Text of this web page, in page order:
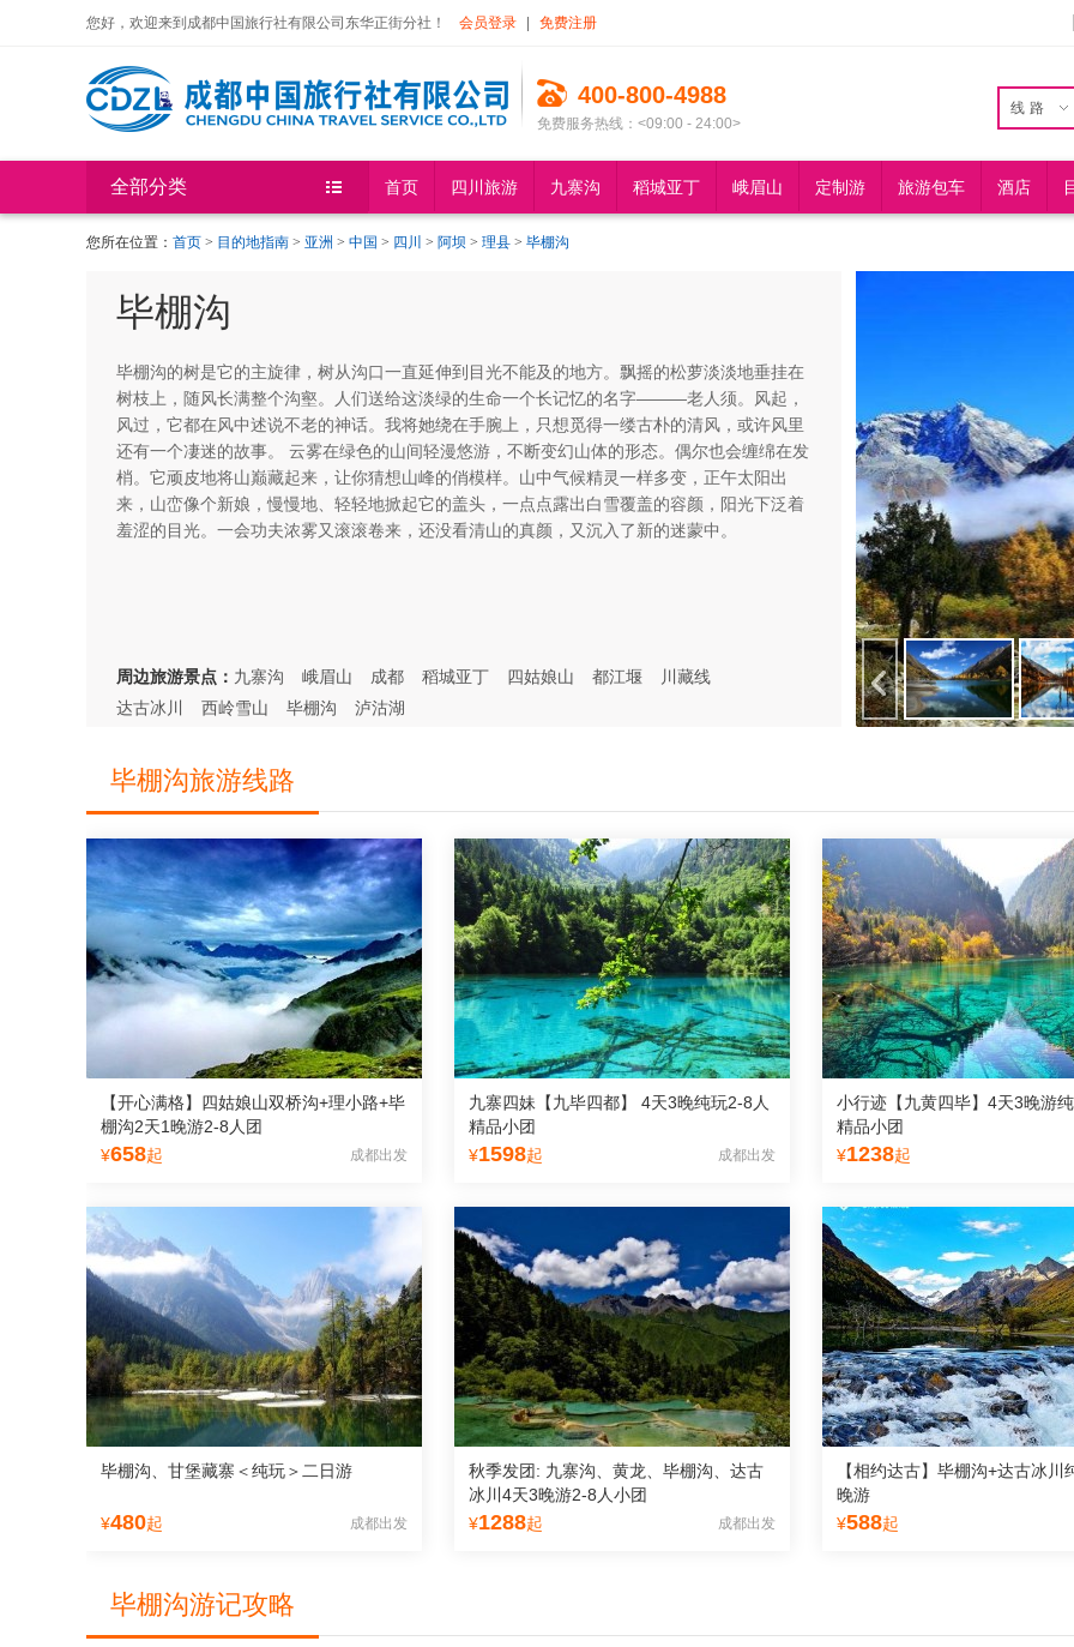
您好，欢迎来到成都中国旅行社有限公司东华正街分社！ 会员登录 免费注册
400-800-4988
免费服务热线：<09:00 - 24:00>
线路
全部分类 首页 四川旅游 九寨沟 稻城亚丁 峨眉山 定制游 旅游包车 酒店
您所在位置： 首页 > 目的地指南 > 亚洲 > 中国 > 四川 > 阿坝 > 理县 > 毕棚沟
毕棚沟
毕棚沟的树是它的主旋律，树从沟口一直延伸到目光不能及的地方。飘摇的松萝淡淡地垂挂在
树枝上，随风长满整个沟壑。人们送给这淡绿的生命一个长记忆的名字———老人须。风起，
风过，它都在风中述说不老的神话。我将她绕在手腕上，只想觅得一缕古朴的清风，或许风里
还有一个凄迷的故事。 云雾在绿色的山间轻漫悠游，不断变幻山体的形态。偶尔也会缠绵在发
梢。它顽皮地将山巅藏起来，让你猜想山峰的俏模样。山中气候精灵一样多变，正午太阳出
来，山峦像个新娘，慢慢地、轻轻地掀起它的盖头，一点点露出白雪覆盖的容颜，阳光下泛着
羞涩的目光。一会功夫浓雾又滚滚卷来，还没看清山的真颜，又沉入了新的迷蒙中。
周边旅游景点： 九寨沟 峨眉山 成都 稻城亚丁 四姑娘山 都江堰
川藏线
达古冰川
西岭雪山 毕棚沟 泸沽湖
毕棚沟旅游线路
【开心满格】四姑娘山双桥沟+理小路+毕
棚沟2天1晚游2-8人团
¥658起 成都出发
九寨四妹【九毕四都】 4天3晚纯玩2-8人
精品小团
¥1598起 成都出发
小行迹【九黄四毕】4天3晚游
精品小团
¥1238起
毕棚沟、甘堡藏寨＜纯玩＞二日游
¥480起 成都出发
秋季发团: 九寨沟、黄龙、毕棚沟、达古
冰川4天3晚游2-8人小团
¥1288起 成都出发
【相约达古】毕棚沟+达古冰川
晚游
¥588起
毕棚沟游记攻略